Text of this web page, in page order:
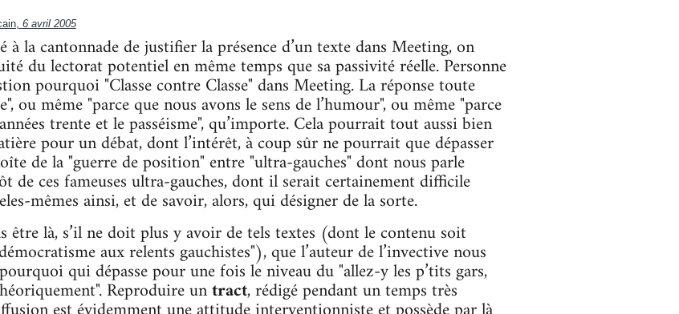
6 avril 2005
à la cantonnade de justifier la présence d’un texte dans Meeting, on
du lectorat potentiel en même temps que sa passivité réelle. Personne
pourquoi "Classe contre Classe" dans Meeting. La réponse toute
ou même "parce que nous avons le sens de l’humour", ou même "parce
trente et le passéisme", qu’importe. Cela pourrait tout aussi bien
pour un débat, dont l’intérêt, à coup sûr ne pourrait que dépasser
de la "guerre de position" entre "ultra-gauches" dont nous parle
de ces fameuses ultra-gauches, dont il serait certainement difficile
mêmes ainsi, et de savoir, alors, qui désigner de la sorte.
être là, s’il ne doit plus y avoir de tels textes (dont le contenu soit
aux relents gauchistes"), que l’auteur de l’invective nous
qui dépasse pour une fois le niveau du "allez-y les p’tits gars,
Reproduire untract, rédigé pendant un temps très